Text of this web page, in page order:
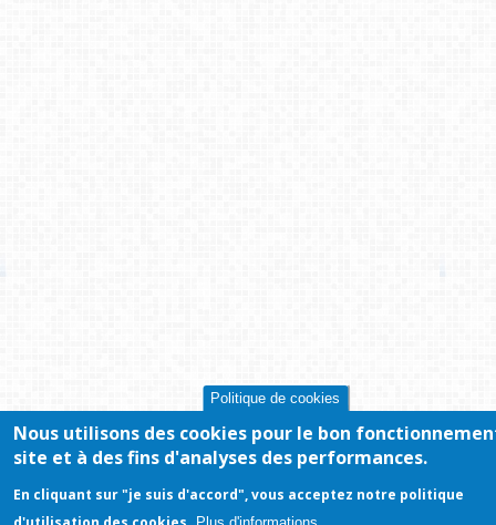
Politique de cookies
Nous utilisons des cookies pour le bon
site et à des fins d'analyses des performances.
En cliquant sur "je suis d'accord", vous acceptez notre politique